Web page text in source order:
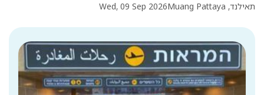
Wed, 09 Sep 2026 תאילנד, Muang Pattaya